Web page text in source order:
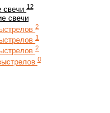
свечи 12
свечи
2
1
2
0